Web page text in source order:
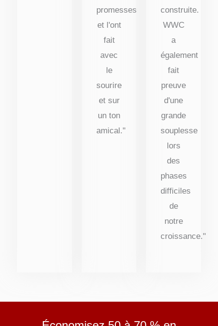
promesses
et l'ont
fait
avec
le
sourire
et sur
un ton
amical."
construite.
WWC
a
également
fait
preuve
d'une
grande
souplesse
lors
des
phases
difficiles
de
notre
croissance."